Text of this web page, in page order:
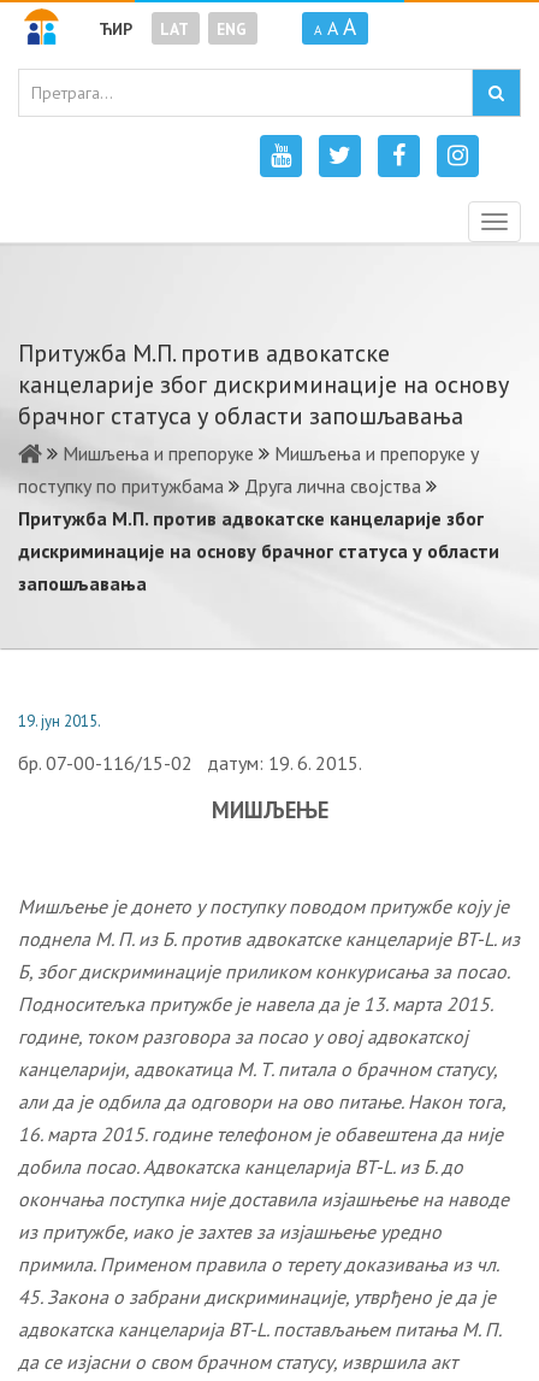
ЋИР LAT ENG A A A
Притужба М.П. против адвокатске
канцеларије због дискриминације на основу
брачног статуса у области запошљавања
Мишљења и препоруке
Мишљења и препоруке у
поступку по притужбама
Друга лична својства
Притужба М.П. против адвокатске канцеларије због
дискриминације на основу брачног статуса у области
запошљавања
19. јун 2015.
бр. 07-00-116/15-02 датум: 19. 6. 2015.
МИШЉЕЊЕ
Мишљење је донето у поступку поводом притужбе коју је
поднела М. П. из Б. против адвокатске канцеларије BT-L. из
Б, због дискриминације приликом конкурисања за посао.
Подноситељка притужбе је навела да је 13. марта 2015.
године, током разговора за посао у овој адвокатској
канцеларији, адвокатица М. Т. питала о брачном статусу,
али да је одбила да одговори на ово питање. Након тога,
16. марта 2015. године телефоном је обавештена да није
добила посао. Адвокатска канцеларија BT-L. из Б. до
окончања поступка није доставила изјашњење на наводе
из притужбе, иако је захтев за изјашњење уредно
примила. Применом правила о терету доказивања из чл.
45. Закона о забрани дискриминације, утврђено је да је
адвокатска канцеларија BT-L. постављањем питања М. П.
да се изјасни о свом брачном статусу, извршила акт